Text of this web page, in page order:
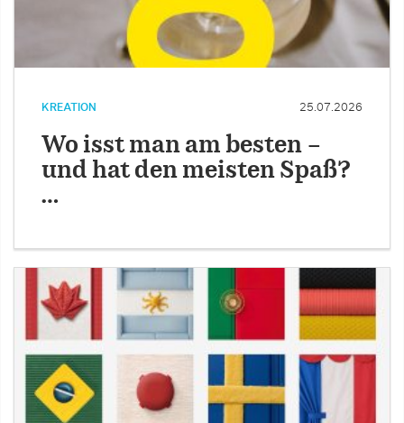
KREATION 25.07.2026
Wo isst man am besten –
und hat den meisten Spaß?
…